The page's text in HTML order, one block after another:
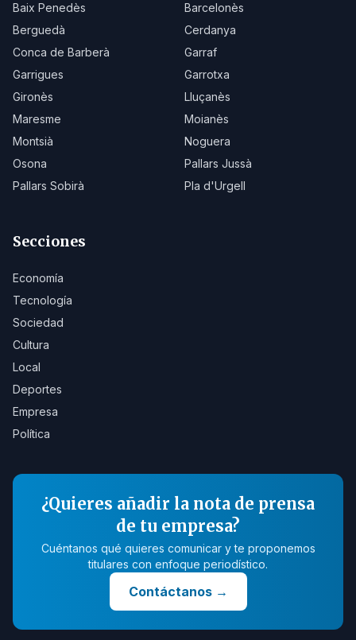
Baix Penedès
Barcelonès
Berguedà
Cerdanya
Conca de Barberà
Garraf
Garrigues
Garrotxa
Gironès
Lluçanès
Maresme
Moianès
Montsià
Noguera
Osona
Pallars Jussà
Pallars Sobirà
Pla d'Urgell
Secciones
Economía
Tecnología
Sociedad
Cultura
Local
Deportes
Empresa
Política
¿Quieres añadir la nota de prensa
de tu empresa?
Cuéntanos qué quieres comunicar y te proponemos
titulares con enfoque periodístico.
Contáctanos→